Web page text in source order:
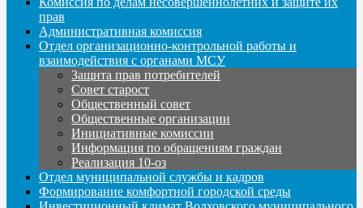
прав
Административная комиссия
Отдел организационно-контрольной работы и
взаимодействия с органами МСУ
Защита прав потребителей
Совет старост
Общественный совет
Общественные организации
Инициативные комиссии
Информация по обращениям граждан
Реализация 10-оз
Отдел муниципальной службы и кадров
Формирование комфортной городской среды